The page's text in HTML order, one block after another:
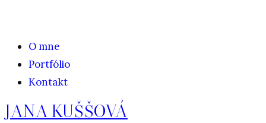
O mne
Portfólio
Kontakt
JANA KUŠŠOVÁ